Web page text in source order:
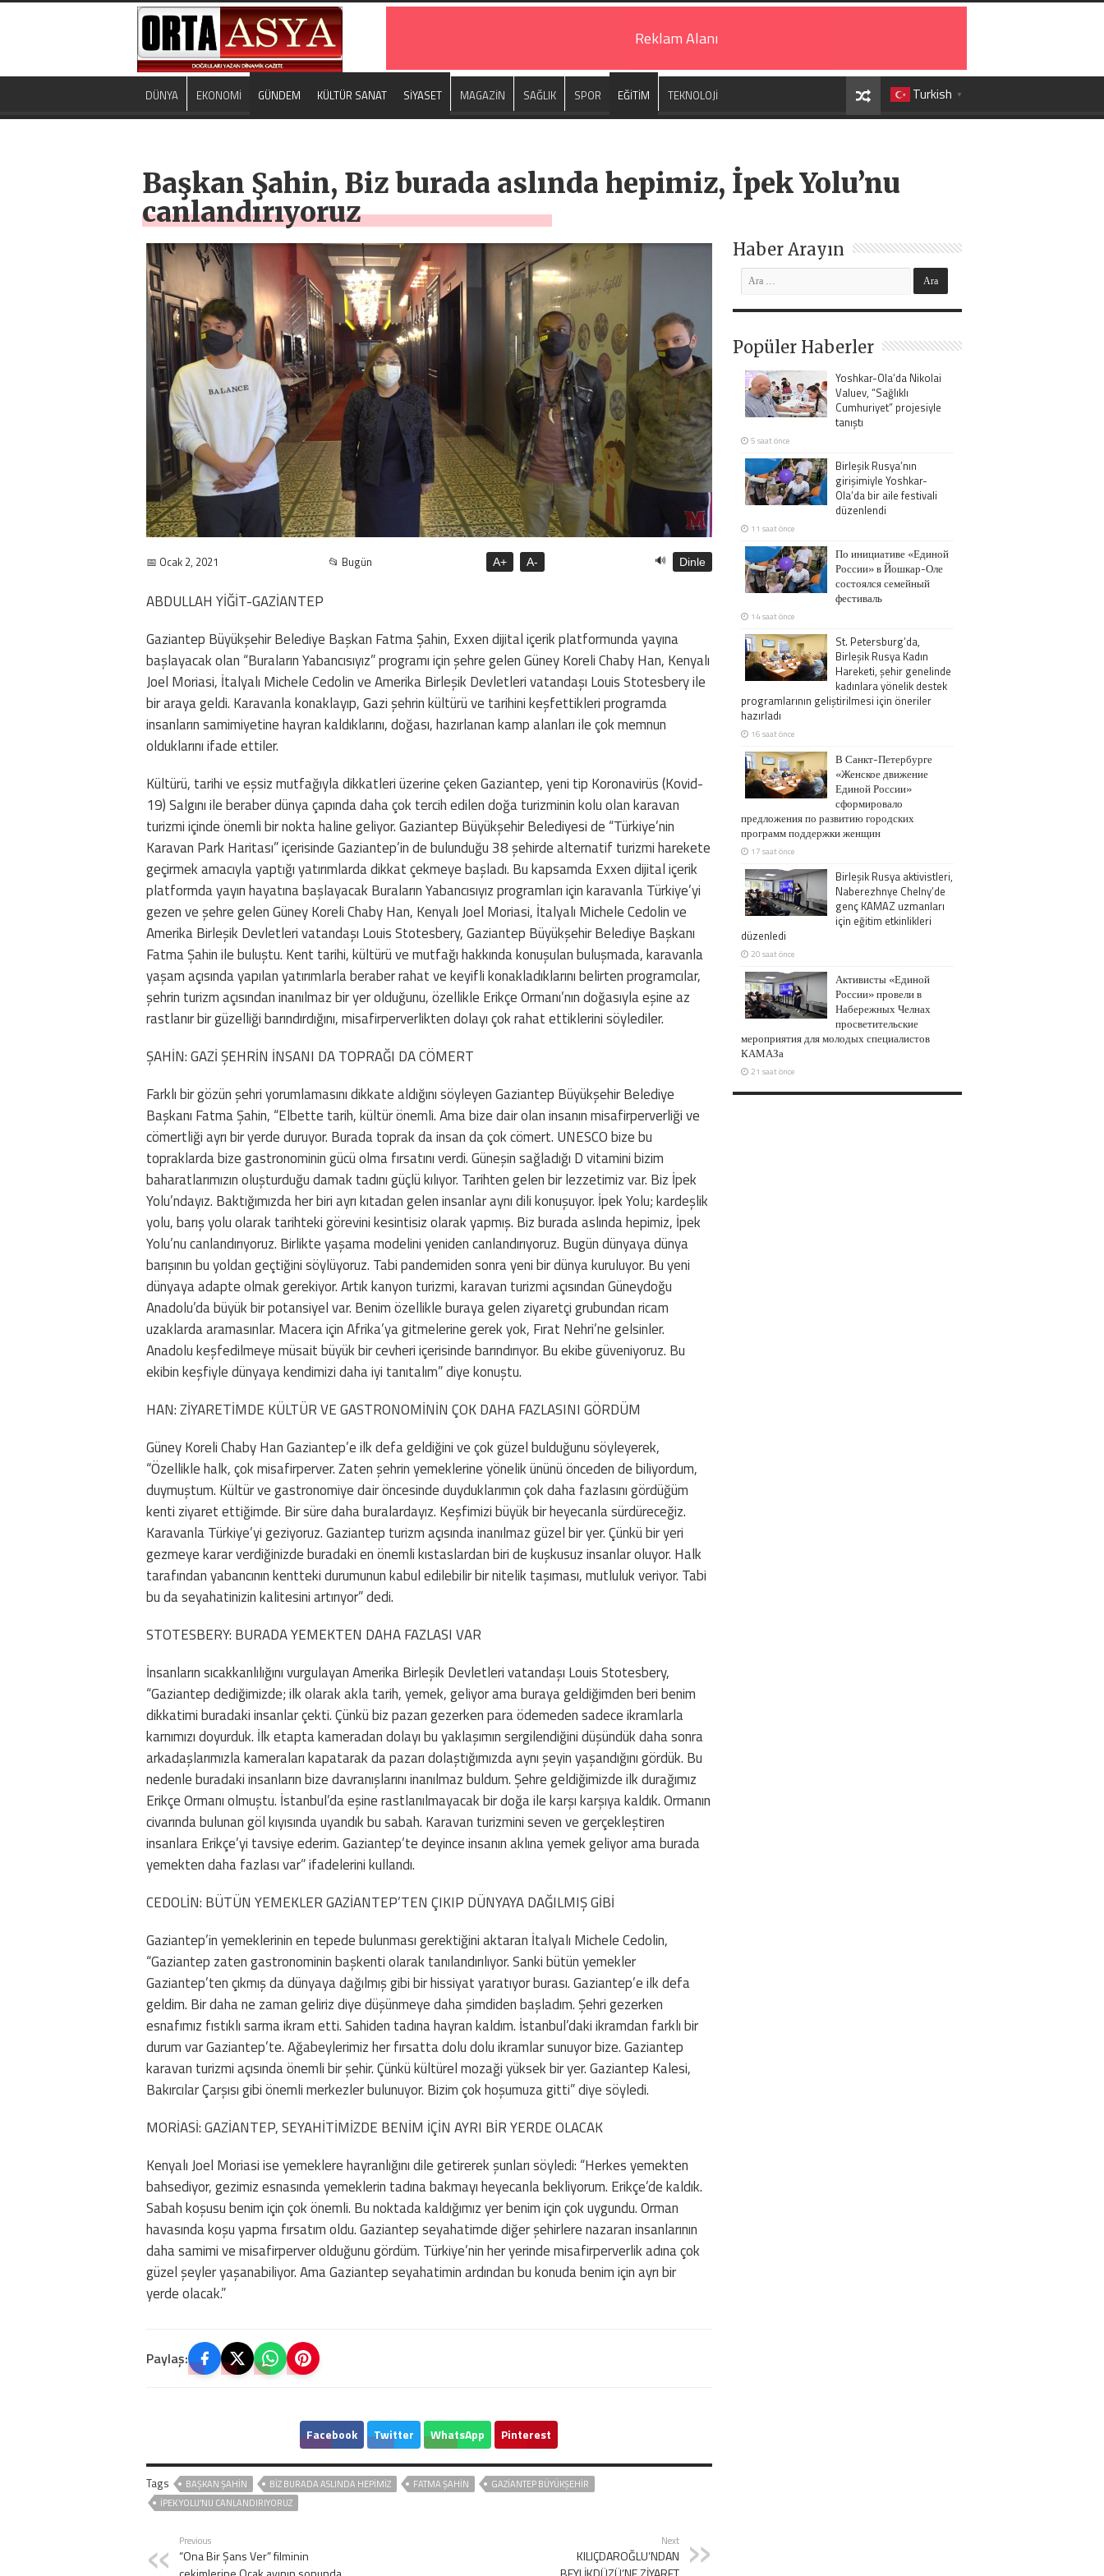
Reklam Alanı
Turkish ▼
DÜNYA EKONOMİ GÜNDEM KÜLTÜR SANAT SİYASET MAGAZİN SAĞLIK SPOR EĞİTİM TEKNOLOJİ
Başkan Şahin, Biz burada aslında hepimiz, İpek Yolu’nu
canlandırıyoruz
📅 Ocak 2, 2021 📂 Bugün A+ A- 🔊 Dinle
ABDULLAH YİĞİT-GAZİANTEP
Gaziantep Büyükşehir Belediye Başkan Fatma Şahin, Exxen dijital içerik platformunda yayına
başlayacak olan “Buraların Yabancısıyız” programı için şehre gelen Güney Koreli Chaby Han, Kenyalı
Joel Moriasi, İtalyalı Michele Cedolin ve Amerika Birleşik Devletleri vatandaşı Louis Stotesbery ile
bir araya geldi. Karavanla konaklayıp, Gazi şehrin kültürü ve tarihini keşfettikleri programda
insanların samimiyetine hayran kaldıklarını, doğası, hazırlanan kamp alanları ile çok memnun
olduklarını ifade ettiler.
Kültürü, tarihi ve eşsiz mutfağıyla dikkatleri üzerine çeken Gaziantep, yeni tip Koronavirüs (Kovid-
19) Salgını ile beraber dünya çapında daha çok tercih edilen doğa turizminin kolu olan karavan
turizmi içinde önemli bir nokta haline geliyor. Gaziantep Büyükşehir Belediyesi de “Türkiye’nin
Karavan Park Haritası” içerisinde Gaziantep’in de bulunduğu 38 şehirde alternatif turizmi harekete
geçirmek amacıyla yaptığı yatırımlarda dikkat çekmeye başladı. Bu kapsamda Exxen dijital içerik
platformda yayın hayatına başlayacak Buraların Yabancısıyız programları için karavanla Türkiye’yi
gezen ve şehre gelen Güney Koreli Chaby Han, Kenyalı Joel Moriasi, İtalyalı Michele Cedolin ve
Amerika Birleşik Devletleri vatandaşı Louis Stotesbery, Gaziantep Büyükşehir Belediye Başkanı
Fatma Şahin ile buluştu. Kent tarihi, kültürü ve mutfağı hakkında konuşulan buluşmada, karavanla
yaşam açısında yapılan yatırımlarla beraber rahat ve keyifli konakladıklarını belirten programcılar,
şehrin turizm açısından inanılmaz bir yer olduğunu, özellikle Erikçe Ormanı’nın doğasıyla eşine az
rastlanır bir güzelliği barındırdığını, misafirperverlikten dolayı çok rahat ettiklerini söylediler.
ŞAHİN: GAZİ ŞEHRİN İNSANI DA TOPRAĞI DA CÖMERT
Farklı bir gözün şehri yorumlamasını dikkate aldığını söyleyen Gaziantep Büyükşehir Belediye
Başkanı Fatma Şahin, “Elbette tarih, kültür önemli. Ama bize dair olan insanın misafirperverliği ve
cömertliği ayrı bir yerde duruyor. Burada toprak da insan da çok cömert. UNESCO bize bu
topraklarda bize gastronominin gücü olma fırsatını verdi. Güneşin sağladığı D vitamini bizim
baharatlarımızın oluşturduğu damak tadını güçlü kılıyor. Tarihten gelen bir lezzetimiz var. Biz İpek
Yolu’ndayız. Baktığımızda her biri ayrı kıtadan gelen insanlar aynı dili konuşuyor. İpek Yolu; kardeşlik
yolu, barış yolu olarak tarihteki görevini kesintisiz olarak yapmış. Biz burada aslında hepimiz, İpek
Yolu’nu canlandırıyoruz. Birlikte yaşama modelini yeniden canlandırıyoruz. Bugün dünyaya dünya
barışının bu yoldan geçtiğini söylüyoruz. Tabi pandemiden sonra yeni bir dünya kuruluyor. Bu yeni
dünyaya adapte olmak gerekiyor. Artık kanyon turizmi, karavan turizmi açısından Güneydoğu
Anadolu’da büyük bir potansiyel var. Benim özellikle buraya gelen ziyaretçi grubundan ricam
uzaklarda aramasınlar. Macera için Afrika’ya gitmelerine gerek yok, Fırat Nehri’ne gelsinler.
Anadolu keşfedilmeye müsait büyük bir cevheri içerisinde barındırıyor. Bu ekibe güveniyoruz. Bu
ekibin keşfiyle dünyaya kendimizi daha iyi tanıtalım” diye konuştu.
HAN: ZİYARETİMDE KÜLTÜR VE GASTRONOMİNİN ÇOK DAHA FAZLASINI GÖRDÜM
Güney Koreli Chaby Han Gaziantep’e ilk defa geldiğini ve çok güzel bulduğunu söyleyerek,
“Özellikle halk, çok misafirperver. Zaten şehrin yemeklerine yönelik ününü önceden de biliyordum,
duymuştum. Kültür ve gastronomiye dair öncesinde duyduklarımın çok daha fazlasını gördüğüm
kenti ziyaret ettiğimde. Bir süre daha buralardayız. Keşfimizi büyük bir heyecanla sürdüreceğiz.
Karavanla Türkiye’yi geziyoruz. Gaziantep turizm açısında inanılmaz güzel bir yer. Çünkü bir yeri
gezmeye karar verdiğinizde buradaki en önemli kıstaslardan biri de kuşkusuz insanlar oluyor. Halk
tarafından yabancının kentteki durumunun kabul edilebilir bir nitelik taşıması, mutluluk veriyor. Tabi
bu da seyahatinizin kalitesini artırıyor” dedi.
STOTESBERY: BURADA YEMEKTEN DAHA FAZLASI VAR
İnsanların sıcakkanlılığını vurgulayan Amerika Birleşik Devletleri vatandaşı Louis Stotesbery,
“Gaziantep dediğimizde; ilk olarak akla tarih, yemek, geliyor ama buraya geldiğimden beri benim
dikkatimi buradaki insanlar çekti. Çünkü biz pazarı gezerken para ödemeden sadece ikramlarla
karnımızı doyurduk. İlk etapta kameradan dolayı bu yaklaşımın sergilendiğini düşündük daha sonra
arkadaşlarımızla kameraları kapatarak da pazarı dolaştığımızda aynı şeyin yaşandığını gördük. Bu
nedenle buradaki insanların bize davranışlarını inanılmaz buldum. Şehre geldiğimizde ilk durağımız
Erikçe Ormanı olmuştu. İstanbul’da eşine rastlanılmayacak bir doğa ile karşı karşıya kaldık. Ormanın
civarında bulunan göl kıyısında uyandık bu sabah. Karavan turizmini seven ve gerçekleştiren
insanlara Erikçe’yi tavsiye ederim. Gaziantep’te deyince insanın aklına yemek geliyor ama burada
yemekten daha fazlası var” ifadelerini kullandı.
CEDOLİN: BÜTÜN YEMEKLER GAZİANTEP’TEN ÇIKIP DÜNYAYA DAĞILMIŞ GİBİ
Gaziantep’in yemeklerinin en tepede bulunması gerektiğini aktaran İtalyalı Michele Cedolin,
“Gaziantep zaten gastronominin başkenti olarak tanılandırılıyor. Sanki bütün yemekler
Gaziantep’ten çıkmış da dünyaya dağılmış gibi bir hissiyat yaratıyor burası. Gaziantep’e ilk defa
geldim. Bir daha ne zaman geliriz diye düşünmeye daha şimdiden başladım. Şehri gezerken
esnafımız fıstıklı sarma ikram etti. Sahiden tadına hayran kaldım. İstanbul’daki ikramdan farklı bir
durum var Gaziantep’te. Ağabeylerimiz her fırsatta dolu dolu ikramlar sunuyor bize. Gaziantep
karavan turizmi açısında önemli bir şehir. Çünkü kültürel mozaği yüksek bir yer. Gaziantep Kalesi,
Bakırcılar Çarşısı gibi önemli merkezler bulunuyor. Bizim çok hoşumuza gitti” diye söyledi.
MORİASİ: GAZİANTEP, SEYAHİTİMİZDE BENİM İÇİN AYRI BİR YERDE OLACAK
Kenyalı Joel Moriasi ise yemeklere hayranlığını dile getirerek şunları söyledi: “Herkes yemekten
bahsediyor, gezimiz esnasında yemeklerin tadına bakmayı heyecanla bekliyorum. Erikçe’de kaldık.
Sabah koşusu benim için çok önemli. Bu noktada kaldığımız yer benim için çok uygundu. Orman
havasında koşu yapma fırsatım oldu. Gaziantep seyahatimde diğer şehirlere nazaran insanlarının
daha samimi ve misafirperver olduğunu gördüm. Türkiye’nin her yerinde misafirperverlik adına çok
güzel şeyler yaşanabiliyor. Ama Gaziantep seyahatimin ardından bu konuda benim için ayrı bir
yerde olacak.”
Paylaş:
Facebook Twitter WhatsApp Pinterest
Tags BAŞKAN ŞAHİN BIZ BURADA ASLINDA HEPIMIZ FATMA ŞAHİN
GAZİANTEP BÜYÜKŞEHİR
İPEK YOLU’NU CANLANDIRIYORUZ
Previous
“Ona Bir Şans Ver” filminin
Next
KILIÇDAROĞLU’NDAN
Haber Arayın
Popüler Haberler
Yoshkar-Ola’da Nikolai
Valuev, “Sağlıklı
Cumhuriyet” projesiyle
tanıştı
5 saat önce
Birleşik Rusya’nın
girişimiyle Yoshkar-
Ola’da bir aile festivali
düzenlendi
11 saat önce
По инициативе «Единой
России» в Йошкар-Оле
состоялся семейный
фестиваль
14 saat önce
St. Petersburg’da,
Birleşik Rusya Kadın
Hareketi, şehir genelinde
kadınlara yönelik destek
programlarının geliştirilmesi için öneriler
hazırladı
16 saat önce
В Санкт-Петербурге
«Женское движение
Единой России»
сформировало
предложения по развитию городских
программ поддержки женщин
17 saat önce
Birleşik Rusya aktivistleri,
Naberezhnye Chelny’de
genç KAMAZ uzmanları
için eğitim etkinlikleri
düzenledi
20 saat önce
Активисты «Единой
России» провели в
Набережных Челнах
просветительские
мероприятия для молодых специалистов
КАМАЗа
21 saat önce